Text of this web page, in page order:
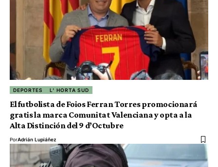
DEPORTES L' HORTA SUD
El futbolista de Foios Ferran Torres promocionará
gratis la marca Comunitat Valenciana y opta a la
Alta Distinción del 9 d’Octubre
PorAdrián Lupiáñez